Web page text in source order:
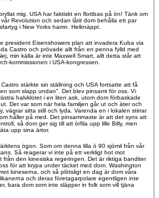
mig. USA har faktiskt en flottbas på ön! Tänk om
Revolution och sedan låtit dom behålla ett par
i New Yorks hamn. Helknäppt.
president Eisenshowers plan att invadera Kuba via
Castro och prövade allt från en penna fylld med
min källa är inte Maxwell Smart, allt detta står att
kommissionen i USA-kongressen.
stärkte sin ställning och USA fortsatte att få
som slapp undan". Det blev pinsamt för oss. Vi
halvklotet i en liten ask, utom dom förbaskade
Det var som när hela familjen går ut och äter och
vägrar sitta still och lyda. Varenda en i lokalen stirrar
håller på med. Det pinsammaste är att det syns att
så dom ger sig till att örfila upp lille Billy, men
upp sina ärtor.
ögon. Som om denna lilla ö 90 sjömil från vår
Så reagerar vi inte på ett verkligt hot mot
från den kinesiska regeringen. Det är riktiga banditer
för att krypa under täcket med dom. Washington
kineserna, och så plötsligt en dag är dom våra
och deras företagarpolare egentligen inte
bara dom som inte släpper in folk som vill tjäna